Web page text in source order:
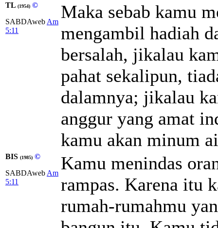
TL (1954) ©
SABDAweb Am
5:11
Maka sebab kamu
mengambil hadiah
bersalah, jikalau
pahat sekalipun,
dalamnya; jikalau
anggur yang amat
kamu akan minum
BIS (1985) ©
SABDAweb Am
5:11
Kamu menindas
rampas. Karena itu
rumah-rumahmu